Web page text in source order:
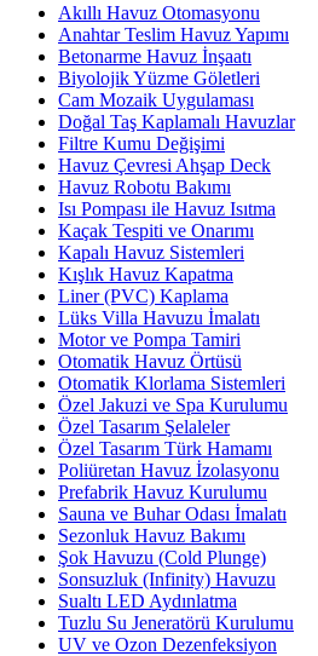
Akıllı Havuz Otomasyonu
Anahtar Teslim Havuz Yapımı
Betonarme Havuz İnşaatı
Biyolojik Yüzme Göletleri
Cam Mozaik Uygulaması
Doğal Taş Kaplamalı Havuzlar
Filtre Kumu Değişimi
Havuz Çevresi Ahşap Deck
Havuz Robotu Bakımı
Isı Pompası ile Havuz Isıtma
Kaçak Tespiti ve Onarımı
Kapalı Havuz Sistemleri
Kışlık Havuz Kapatma
Liner (PVC) Kaplama
Lüks Villa Havuzu İmalatı
Motor ve Pompa Tamiri
Otomatik Havuz Örtüsü
Otomatik Klorlama Sistemleri
Özel Jakuzi ve Spa Kurulumu
Özel Tasarım Şelaleler
Özel Tasarım Türk Hamamı
Poliüretan Havuz İzolasyonu
Prefabrik Havuz Kurulumu
Sauna ve Buhar Odası İmalatı
Sezonluk Havuz Bakımı
Şok Havuzu (Cold Plunge)
Sonsuzluk (Infinity) Havuzu
Sualtı LED Aydınlatma
Tuzlu Su Jeneratörü Kurulumu
UV ve Ozon Dezenfeksiyon